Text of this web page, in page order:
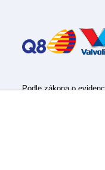
Podle zákona o
Zároveň je povinen